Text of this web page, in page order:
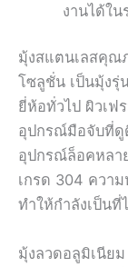
งานได้ใน
มุ้งสแตนเลสคุณ
โซลูชั่น เป็นมุ้งรุ่
ยี่ห้อทั่วไป ผิวเฟ
อุปกรณ์มือจับที่ดู
อุปกรณ์ล็อคหลา
เกรด 304 ควา
ทำให้กำลังเป็น
มุ้งลวดอลูมิเนียม